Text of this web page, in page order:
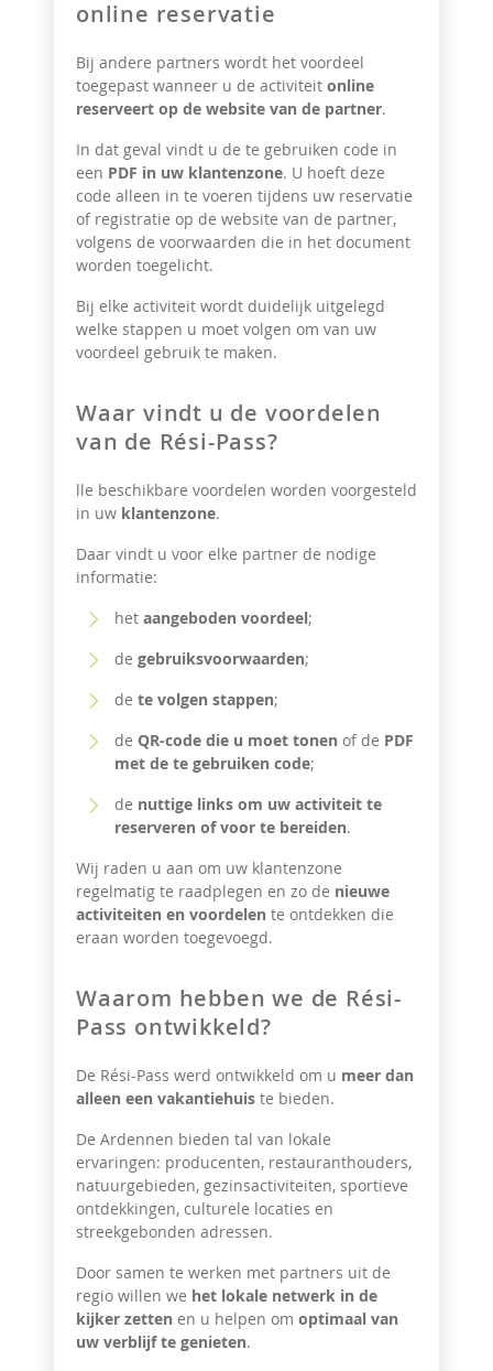
online reservatie
Bij andere partners wordt het voordeel
toegepast wanneer u de activiteit online
reserveert op de website van de partner.
In dat geval vindt u de te gebruiken code in
een PDF in uw klantenzone. U hoeft deze
code alleen in te voeren tijdens uw reservatie
of registratie op de website van de partner,
volgens de voorwaarden die in het document
worden toegelicht.
Bij elke activiteit wordt duidelijk uitgelegd
welke stappen u moet volgen om van uw
voordeel gebruik te maken.
Waar vindt u de voordelen
van de Rési-Pass?
lle beschikbare voordelen worden voorgesteld
in uw klantenzone.
Daar vindt u voor elke partner de nodige
informatie:
het aangeboden voordeel;
de gebruiksvoorwaarden;
de te volgen stappen;
de QR-code die u moet tonen of de PDF
met de te gebruiken code;
de nuttige links om uw activiteit te
reserveren of voor te bereiden.
Wij raden u aan om uw klantenzone
regelmatig te raadplegen en zo de nieuwe
activiteiten en voordelen te ontdekken die
eraan worden toegevoegd.
Waarom hebben we de Rési-
Pass ontwikkeld?
De Rési-Pass werd ontwikkeld om u meer dan
alleen een vakantiehuis te bieden.
De Ardennen bieden tal van lokale
ervaringen: producenten, restauranthouders,
natuurgebieden, gezinsactiviteiten, sportieve
ontdekkingen, culturele locaties en
streekgebonden adressen.
Door samen te werken met partners uit de
regio willen we het lokale netwerk in de
kijker zetten en u helpen om optimaal van
uw verblijf te genieten.